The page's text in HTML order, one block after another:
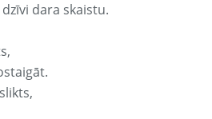
dara skaistu.